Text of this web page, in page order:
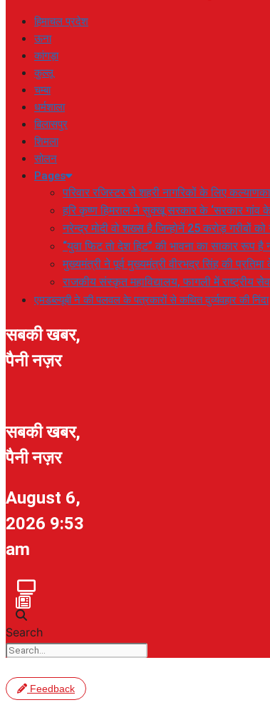
हिमाचल प्रदेश
ऊना
कांगड़ा
कुल्लू
चम्बा
धर्मशाला
बिलासपुर
शिमला
सोलन
Pages
परिवार रजिस्टर से शहरी नागरिकों के लिए
हरि कृष्ण हिमराल ने सुक्खू सरकार के ‘सरकार गांव के
नरेन्द्र मोदी वो शख्स है जिन्होनें 25 करोड़ गरीबों
“युवा फिट तो देश हिट” की भावना का साकार रूप है
मुख्यमंत्री ने पूर्व मुख्यमंत्री वीरभद्र सिंह की
राजकीय संस्कृत महाविद्यालय, फागली में राष्ट्रीय
एमडब्ल्यूबी ने की पलवल के पत्रकारों से कथित दुर्व्यवहार की निंदा
सबकी खबर,
पैनी नज़र
सबकी खबर,
पैनी नज़र
August 6,
2026 9:53
am
Search
Feedback